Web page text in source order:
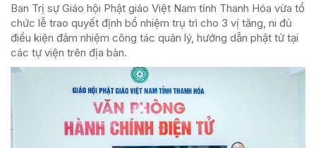
Ban Trị sự Giáo hội Phật giáo Việt Nam tỉnh Thanh Hóa vừa tổ
chức lễ trao quyết định bổ nhiệm trụ trì cho 3 vị tăng, ni đủ
điều kiện đảm nhiệm công tác quản lý, hướng dẫn phật tử tại
các tự viện trên địa bàn.